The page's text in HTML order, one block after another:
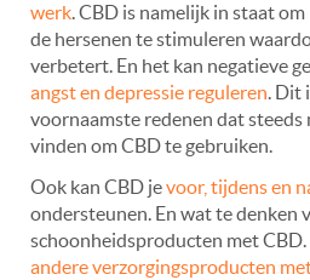
werk. CBD is namelijk in staat
de hersenen te stimuleren
verbetert. En het kan negatieve
angst en depressie reguleren. Dit
voornaamste redenen dat steeds
vinden om CBD te gebruiken.
Ook kan CBD jevoor, tijdens en
ondersteunen. En wat te denken
schoonheidsproducten met CBD.
andere verzorgingsproducten